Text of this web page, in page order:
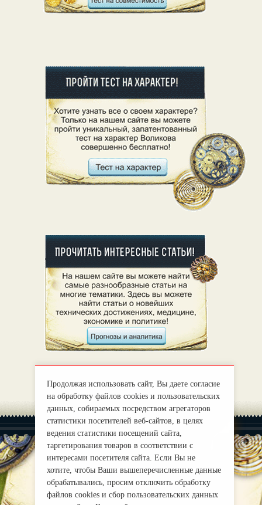
О нас
Правила
mirprognoz@mail.ru
Продолжая использовать сайт, Вы даете согласие
на обработку файлов cookies и пользовательских
данных, собираемых посредством агрегаторов
статистики посетителей веб-сайтов, в целях
ведения статистики посещений сайта,
таргетирования товаров в соответствии с
интересами посетителя сайта. Если Вы не
хотите, чтобы Ваши вышеперечисленные данные
обрабатывались, просим отключить обработку
файлов cookies и сбор пользовательских данных